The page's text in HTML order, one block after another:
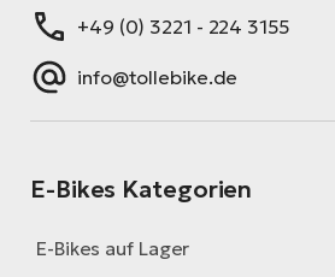
+49 (0) 3221 - 224 3155
info@tollebike.de
E-Bikes Kategorien
E-Bikes auf Lager